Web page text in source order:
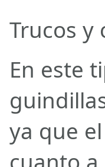
Trucos y
En este
ya que